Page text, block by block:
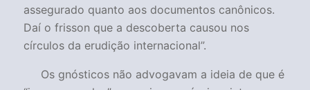
assegurado quanto aos documentos canônicos.
Daí o frisson que a descoberta causou nos
círculos da erudição internacional”.
Os gnósticos não advogavam a ideia de que é